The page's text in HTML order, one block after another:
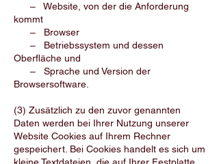
– Website, von der die Anforderung
kommt
– Browser
– Betriebssystem und dessen
Oberfläche und
– Sprache und Version der
Browsersoftware.
(3) Zusätzlich zu den zuvor genannten
Daten werden bei Ihrer Nutzung unserer
Website Cookies auf Ihrem Rechner
gespeichert. Bei Cookies handelt es sich um